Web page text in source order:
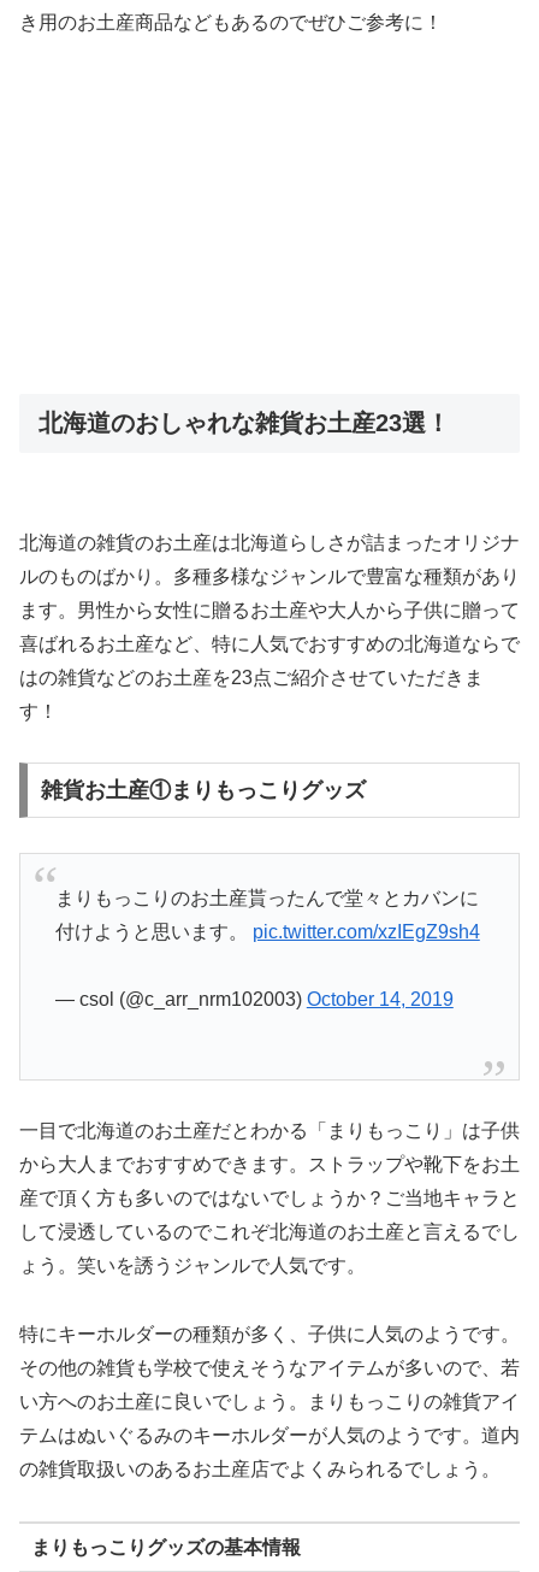
き用のお土産商品などもあるのでぜひご参考に！
北海道のおしゃれな雑貨お土産23選！
北海道の雑貨のお土産は北海道らしさが詰まったオリジナ
ルのものばかり。多種多様なジャンルで豊富な種類があり
ます。男性から女性に贈るお土産や大人から子供に贈って
喜ばれるお土産など、特に人気でおすすめの北海道ならで
はの雑貨などのお土産を23点ご紹介させていただきま
す！
雑貨お土産①まりもっこりグッズ
まりもっこりのお土産貰ったんで堂々とカバンに
付けようと思います。 pic.twitter.com/xzIEgZ9sh4
— csol (@c_arr_nrm102003) October 14, 2019
一目で北海道のお土産だとわかる「まりもっこり」は子供
から大人までおすすめできます。ストラップや靴下をお土
産で頂く方も多いのではないでしょうか？ご当地キャラと
して浸透しているのでこれぞ北海道のお土産と言えるでし
ょう。笑いを誘うジャンルで人気です。
特にキーホルダーの種類が多く、子供に人気のようです。
その他の雑貨も学校で使えそうなアイテムが多いので、若
い方へのお土産に良いでしょう。まりもっこりの雑貨アイ
テムはぬいぐるみのキーホルダーが人気のようです。道内
の雑貨取扱いのあるお土産店でよくみられるでしょう。
まりもっこりグッズの基本情報